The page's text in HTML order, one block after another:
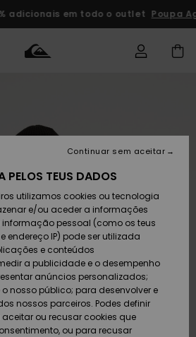
em todo o outlet Poupa
e
água
e
água
Homem
Shop
Pagamento
PELOS TEUS DADOS
utilizamos cookies ou tecnologia
e/ou aceder a informações
informação pessoal (como os teus
IP) pode ser utilizada
e conteúdos
a publicidade e o desempenho
anúncios personalizados;
nosso público; para desenvolver e
nossos parceiros. Podes definir
ou recusar cookies que
ou para recusar
Continuar sem aceitar